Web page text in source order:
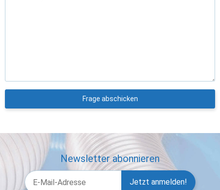
Frage abschicken
Newsletter abonnieren
Jetzt anmelden!